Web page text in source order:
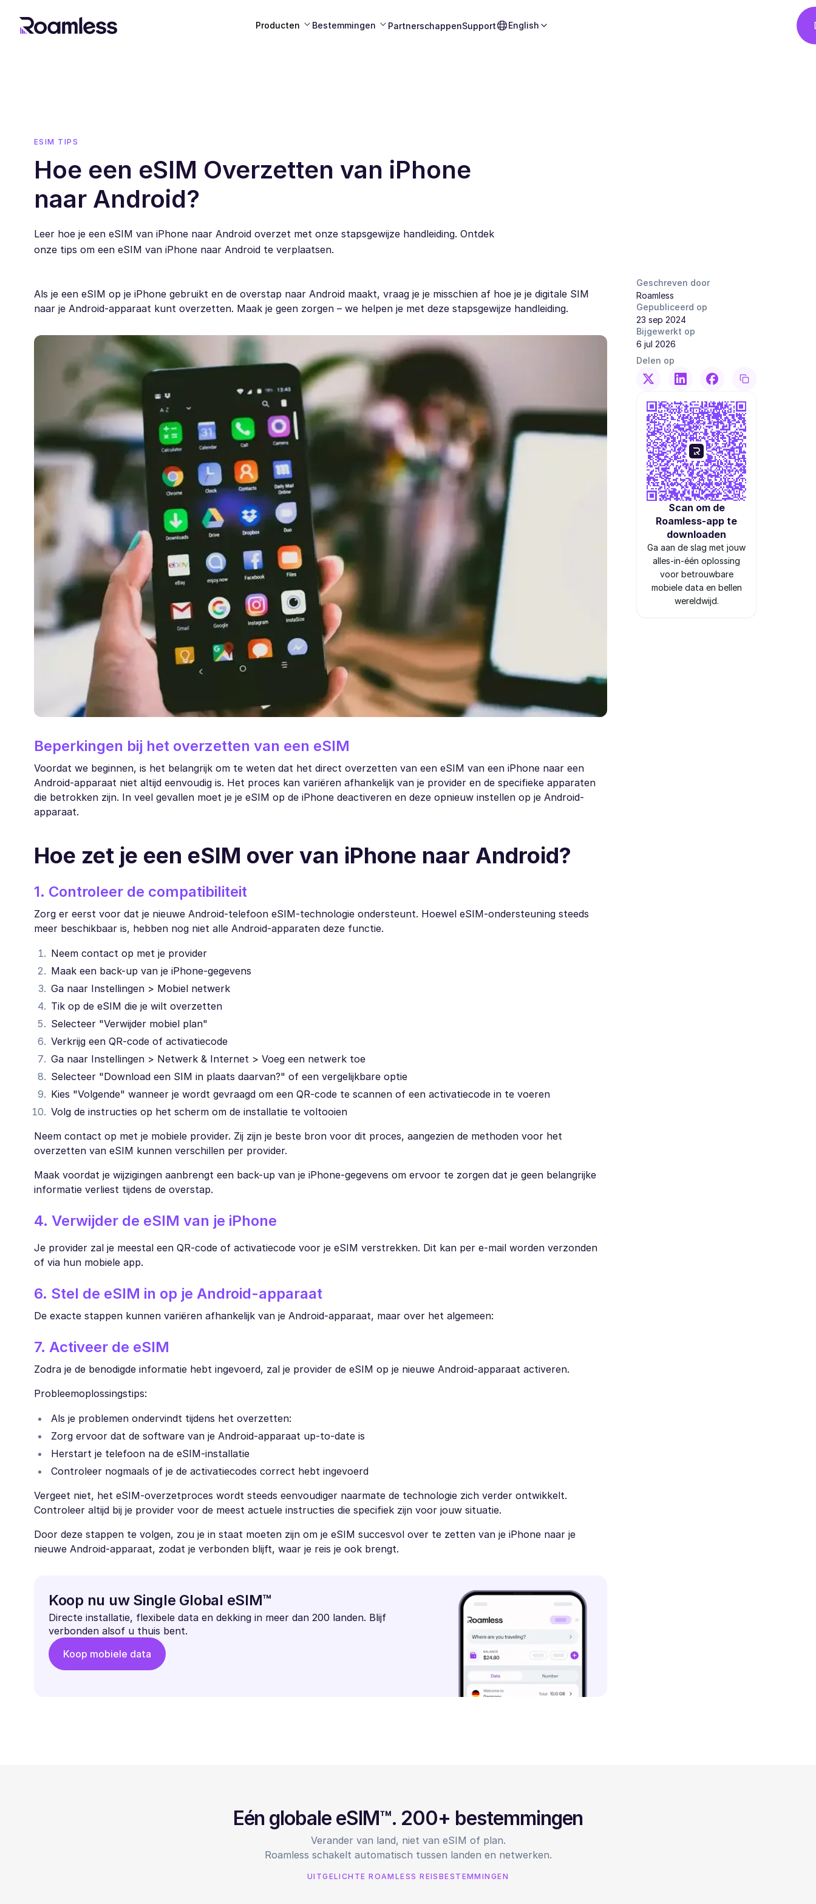
Producten Bestemmingen PartnerschappenSupport English
ESIM TIPS
Hoe een eSIM Overzetten van iPhone
naar Android?
Leer hoe je een eSIM van iPhone naar Android overzet met onze stapsgewijze handleiding. Ontdek
onze tips om een eSIM van iPhone naar Android te verplaatsen.
Als je een eSIM op je iPhone gebruikt en de overstap naar Android maakt, vraag je je misschien af hoe je je digitale SIM
naar je Android-apparaat kunt overzetten. Maak je geen zorgen – we helpen je met deze stapsgewijze handleiding.
Beperkingen bij het overzetten van een eSIM
Voordat we beginnen, is het belangrijk om te weten dat het direct overzetten van een eSIM van een iPhone naar een
Android-apparaat niet altijd eenvoudig is. Het proces kan variëren afhankelijk van je provider en de specifieke apparaten
die betrokken zijn. In veel gevallen moet je je eSIM op de iPhone deactiveren en deze opnieuw instellen op je Android-
apparaat.
Hoe zet je een eSIM over van iPhone naar Android?
1. Controleer de compatibiliteit
Zorg er eerst voor dat je nieuwe Android-telefoon eSIM-technologie ondersteunt. Hoewel eSIM-ondersteuning steeds
meer beschikbaar is, hebben nog niet alle Android-apparaten deze functie.
Neem contact op met je provider
Maak een back-up van je iPhone-gegevens
Ga naar Instellingen > Mobiel netwerk
Tik op de eSIM die je wilt overzetten
Selecteer "Verwijder mobiel plan"
Verkrijg een QR-code of activatiecode
Ga naar Instellingen > Netwerk & Internet > Voeg een netwerk toe
Selecteer "Download een SIM in plaats daarvan?" of een vergelijkbare optie
Kies "Volgende" wanneer je wordt gevraagd om een QR-code te scannen of een activatiecode in te voeren
Volg de instructies op het scherm om de installatie te voltooien
Neem contact op met je mobiele provider. Zij zijn je beste bron voor dit proces, aangezien de methoden voor het
overzetten van eSIM kunnen verschillen per provider.
Maak voordat je wijzigingen aanbrengt een back-up van je iPhone-gegevens om ervoor te zorgen dat je geen belangrijke
informatie verliest tijdens de overstap.
4. Verwijder de eSIM van je iPhone
Je provider zal je meestal een QR-code of activatiecode voor je eSIM verstrekken. Dit kan per e-mail worden verzonden
of via hun mobiele app.
6. Stel de eSIM in op je Android-apparaat
De exacte stappen kunnen variëren afhankelijk van je Android-apparaat, maar over het algemeen:
7. Activeer de eSIM
Zodra je de benodigde informatie hebt ingevoerd, zal je provider de eSIM op je nieuwe Android-apparaat activeren.
Probleemoplossingstips:
Als je problemen ondervindt tijdens het overzetten:
Zorg ervoor dat de software van je Android-apparaat up-to-date is
Herstart je telefoon na de eSIM-installatie
Controleer nogmaals of je de activatiecodes correct hebt ingevoerd
Vergeet niet, het eSIM-overzetproces wordt steeds eenvoudiger naarmate de technologie zich verder ontwikkelt.
Controleer altijd bij je provider voor de meest actuele instructies die specifiek zijn voor jouw situatie.
Door deze stappen te volgen, zou je in staat moeten zijn om je eSIM succesvol over te zetten van je iPhone naar je
nieuwe Android-apparaat, zodat je verbonden blijft, waar je reis je ook brengt.
Koop nu uw Single Global eSIM™
Directe installatie, flexibele data en dekking in meer dan 200 landen. Blijf
verbonden alsof u thuis bent.
Koop mobiele data
Geschreven door
Roamless
Gepubliceerd op
23 sep 2024
Bijgewerkt op
6 jul 2026
Delen op
Scan om de
Roamless-app te
downloaden
Ga aan de slag met jouw
alles-in-één oplossing
voor betrouwbare
mobiele data en bellen
wereldwijd.
Eén globale eSIM™. 200+ bestemmingen
Verander van land, niet van eSIM of plan.
Roamless schakelt automatisch tussen landen en netwerken.
UITGELICHTE ROAMLESS REISBESTEMMINGEN